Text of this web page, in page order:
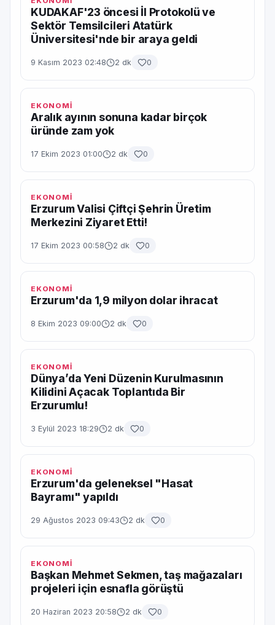
KUDAKAF'23 öncesi İl Protokolü ve
Sektör Temsilcileri Atatürk
Üniversitesi'nde bir araya geldi
9 Kasım 2023 02:48 2 dk 0
EKONOMİ
Aralık ayının sonuna kadar birçok
üründe zam yok
17 Ekim 2023 01:00 2 dk 0
EKONOMİ
Erzurum Valisi Çiftçi Şehrin Üretim
Merkezini Ziyaret Etti!
17 Ekim 2023 00:58 2 dk 0
EKONOMİ
Erzurum'da 1,9 milyon dolar ihracat
8 Ekim 2023 09:00 2 dk 0
EKONOMİ
Dünya’da Yeni Düzenin Kurulmasının
Kilidini Açacak Toplantıda Bir
Erzurumlu!
3 Eylül 2023 18:29 2 dk 0
EKONOMİ
Erzurum'da geleneksel "Hasat
Bayramı" yapıldı
29 Ağustos 2023 09:43 2 dk 0
EKONOMİ
Başkan Mehmet Sekmen, taş mağazaları
projeleri için esnafla görüştü
20 Haziran 2023 20:58 2 dk 0